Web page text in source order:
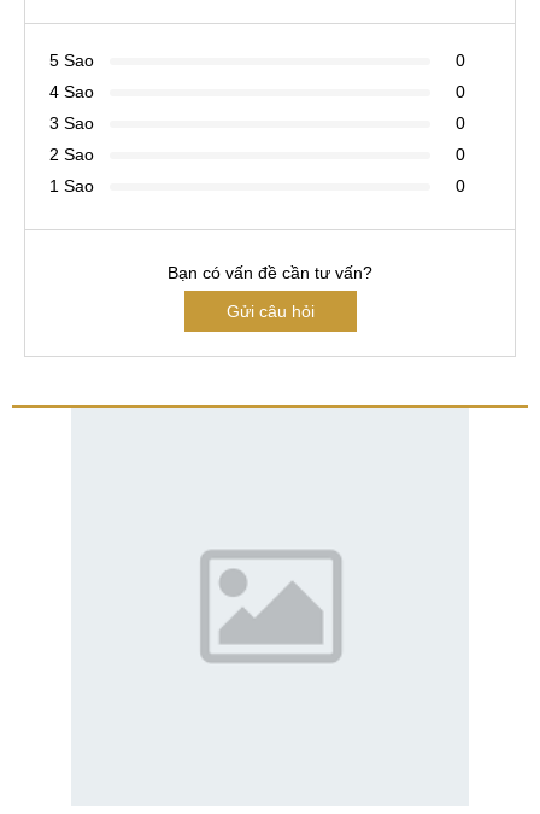
5 Sao
0
4 Sao
0
3 Sao
0
2 Sao
0
1 Sao
0
Bạn có vấn đề cần tư vấn?
Gửi câu hỏi